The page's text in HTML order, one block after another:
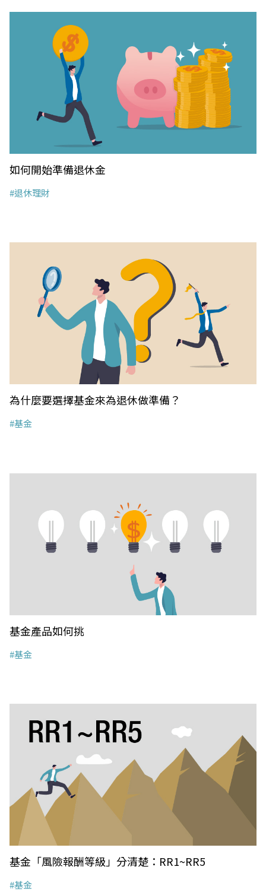
如何開始準備退休金
#退休理財
為什麼要選擇基金來為退休做準備？
#基金
基金產品如何挑
#基金
基金「風險報酬等級」分清楚：RR1~RR5
#基金